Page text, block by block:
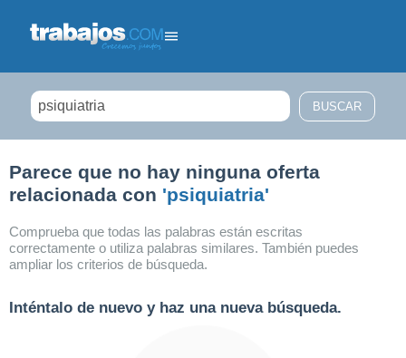
Parece que no hay ninguna oferta
relacionada con 'psiquiatria'
Comprueba que todas las palabras están escritas
correctamente o utiliza palabras similares. También puedes
ampliar los criterios de búsqueda.
Inténtalo de nuevo y haz una nueva búsqueda.